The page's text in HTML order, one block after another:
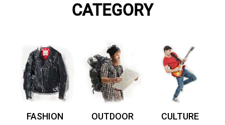
CATEGORY
FASHION OUTDOOR CULTURE